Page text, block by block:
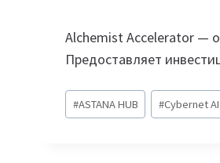
Alchemist Accelerator —
Предоставляет
Метки
записи:
#ASTANA HUB #Cybernet AI